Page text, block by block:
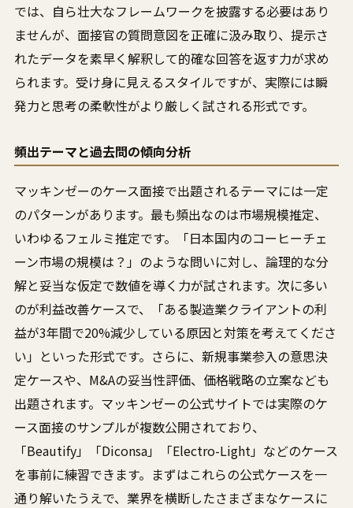
では、自ら壮大なフレームワークを披露する必要はあり
ませんが、面接官の質問意図を正確に汲み取り、提示さ
れたデータを素早く解釈して的確な回答を返す力が求め
られます。受け身に見えるスタイルですが、実際には瞬
発力と思考の柔軟性がより厳しく試される形式です。
頻出テーマと過去問の傾向分析
マッキンゼーのケース面接で出題されるテーマには一定
のパターンがあります。最も頻出なのは市場規模推定、
いわゆるフェルミ推定です。「日本国内のコーヒーチェ
ーン市場の規模は？」のような問いに対し、論理的な分
解と妥当な仮定で数値を導く力が試されます。次に多い
のが利益改善ケースで、「ある製造業クライアントの利
益が3年間で20%減少している原因と対策を考えてくださ
い」といった形式です。さらに、新規事業参入の意思決
定ケースや、M&Aの妥当性評価、価格戦略の立案なども
出題されます。マッキンゼーの公式サイトでは実際のケ
ース面接のサンプルが複数公開されており、
「Beautify」「Diconsa」「Electro-Light」などのケース
を事前に練習できます。まずはこれらの公式ケースを一
通り解いたうえで、業界を横断したさまざまなケースに